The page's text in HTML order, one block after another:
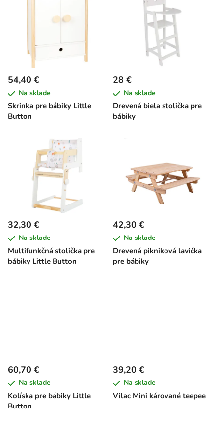
Skrinka pre bábiky Little
Button
54,40 €
Na sklade
Drevená biela stolička pre
bábiky
28 €
Na sklade
Multifunkčná stolička pre
bábiky Little Button
32,30 €
Na sklade
Drevená pikniková lavička
pre bábiky
42,30 €
Na sklade
Kolíska pre bábiky Little
Button
60,70 €
Na sklade
Vilac Mini kárované teepee
39,20 €
Na sklade